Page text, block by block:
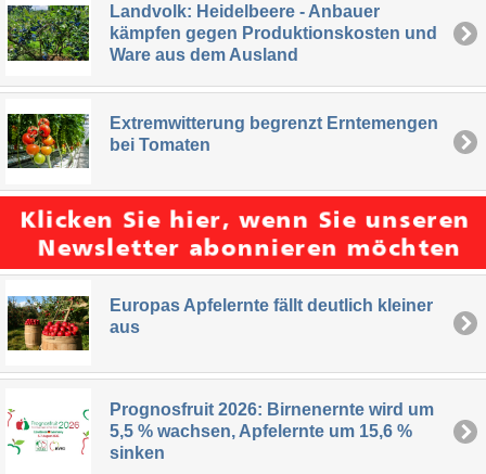
Landvolk: Heidelbeere - Anbauer
kämpfen gegen Produktionskosten und
Ware aus dem Ausland
Extremwitterung begrenzt Erntemengen
bei Tomaten
Europas Apfelernte fällt deutlich kleiner
aus
Prognosfruit 2026: Birnenernte wird um
5,5 % wachsen, Apfelernte um 15,6 %
sinken